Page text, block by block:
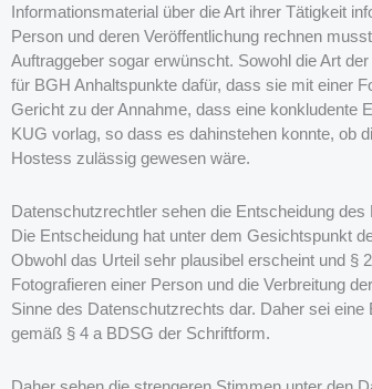
Informationsmaterial über die Art ihrer Tätigkeit
Person und deren Veröffentlichung rechnen
Auftraggeber sogar erwünscht. Sowohl die Art
für BGH Anhaltspunkte dafür, dass sie mit einer
Gericht zu der Annahme, dass eine konkludente
KUG vorlag, so dass es dahinstehen konnte, ob
Hostess zulässig gewesen wäre.
Datenschutzrechtler sehen die Entscheidung
Die Entscheidung hat unter dem Gesichtspunkt
Obwohl das Urteil sehr plausibel erscheint und §
Fotografieren einer Person und die Verbreitung
Sinne des Datenschutzrechts dar. Daher sei
gemäß § 4 a BDSG der Schriftform.